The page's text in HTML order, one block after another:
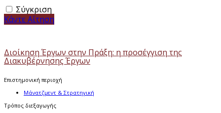
Σύγκριση
Κάντε Αίτηση
Διοίκηση Έργων στην Πράξη: η προσέγγιση της
Διακυβέρνησης Έργων
Επιστημονική περιοχή
Μάνατζμεντ & Στρατηγική
Τρόπος διεξαγωγής